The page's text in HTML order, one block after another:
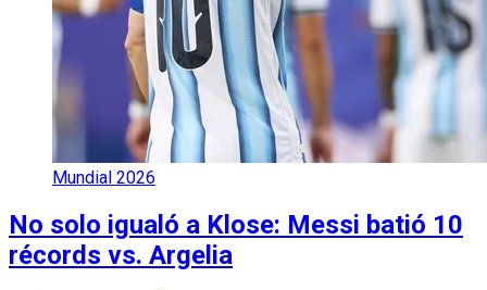
Mundial 2026
No solo igualó a Klose: Messi batió 10
récords vs. Argelia